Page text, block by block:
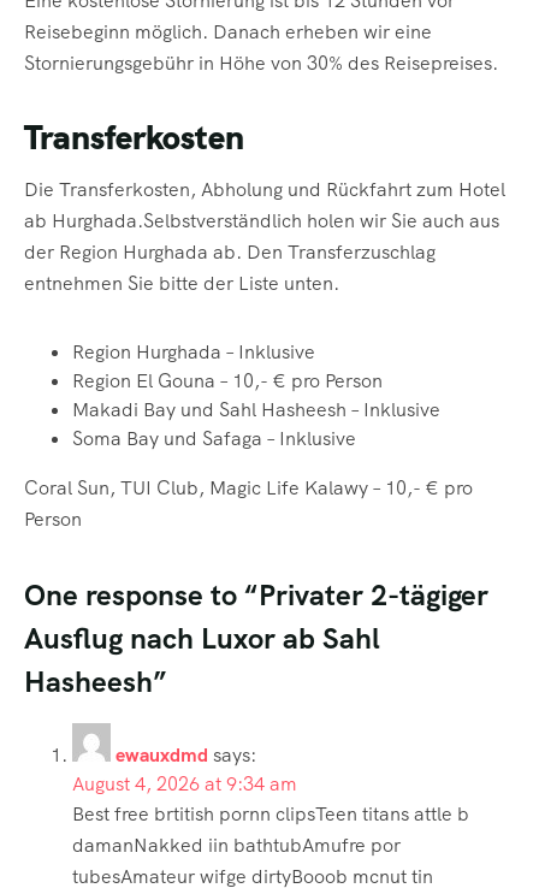
Reisebeginn möglich. Danach erheben wir eine
Stornierungsgebühr in Höhe von 30% des Reisepreises.
Transferkosten
Die Transferkosten, Abholung und Rückfahrt zum Hotel
ab Hurghada.Selbstverständlich holen wir Sie auch aus
der Region Hurghada ab. Den Transferzuschlag
entnehmen Sie bitte der Liste unten.
Region Hurghada – Inklusive
Region El Gouna – 10,- € pro Person
Makadi Bay und Sahl Hasheesh – Inklusive
Soma Bay und Safaga – Inklusive
Coral Sun, TUI Club, Magic Life Kalawy – 10,- € pro
Person
One response to “Privater 2-tägiger
Ausflug nach Luxor ab Sahl
Hasheesh”
ewauxdmd says:
August 4, 2026 at 9:34 am
Best free brtitish pornn clipsTeen titans attle b
damanNakked iin bathtubAmufre por
tubesAmateur wifge dirtyBooob mcnut tin